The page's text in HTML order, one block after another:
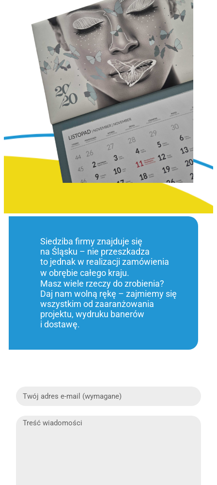
Siedziba firmy znajduje się
na Śląsku – nie przeszkadza
to jednak w realizacji zamówienia
w obrębie całego kraju.
Masz wiele rzeczy do zrobienia?
Daj nam wolną rękę – zajmiemy się
wszystkim od zaaranżowania
projektu, wydruku banerów
i dostawę.